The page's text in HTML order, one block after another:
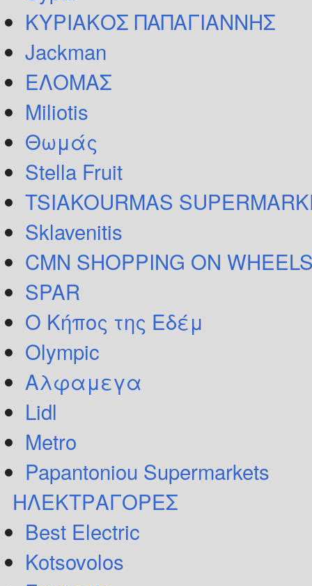
ΚΥΡΙΑΚΟΣ ΠΑΠΑΓΙΑΝΝΗΣ
Jackman
ΕΛΟΜΑΣ
Miliotis
Θωμάς
Stella Fruit
TSIAKOURMAS
Sklavenitis
CMN SHOPPING ON
SPAR
Ο Κήπος της Εδέμ
Olympic
Αλφαμεγα
Lidl
Metro
Papantoniou Supermarkets
ΗΛΕΚΤΡΑΓΟΡΕΣ
Best Electric
Kotsovolos